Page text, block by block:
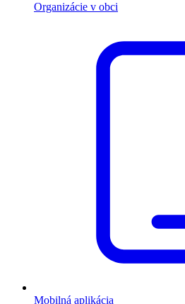
Organizácie v obci
Mobilná aplikácia